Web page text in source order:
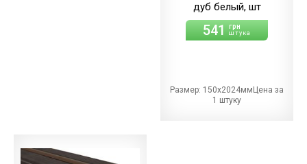
дуб белый, шт
541 грн
штука
Размер: 150х2024ммЦена за
1 штуку